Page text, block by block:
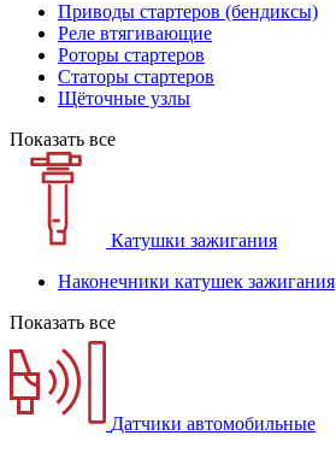
Приводы стартеров (бендиксы)
Реле втягивающие
Роторы стартеров
Статоры стартеров
Щёточные узлы
Показать все
Катушки зажигания
Наконечники катушек зажигания
Показать все
Датчики автомобильные